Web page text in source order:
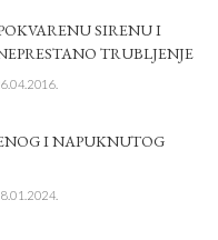
SIRENU I
TRUBLJENJE
I NAPUKNUTOG